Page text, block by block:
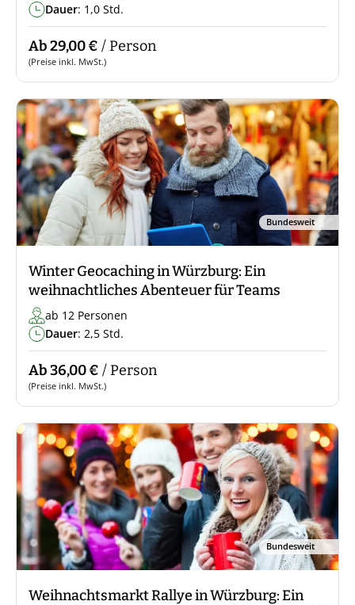
Dauer: 1,0 Std.
Ab 29,00 € / Person
(Preise inkl. MwSt.)
Bundesweit
Winter Geocaching in Würzburg: Ein
weihnachtliches Abenteuer für Teams
ab 12 Personen
Dauer: 2,5 Std.
Ab 36,00 € / Person
(Preise inkl. MwSt.)
Bundesweit
Weihnachtsmarkt Rallye in Würzburg: Ein